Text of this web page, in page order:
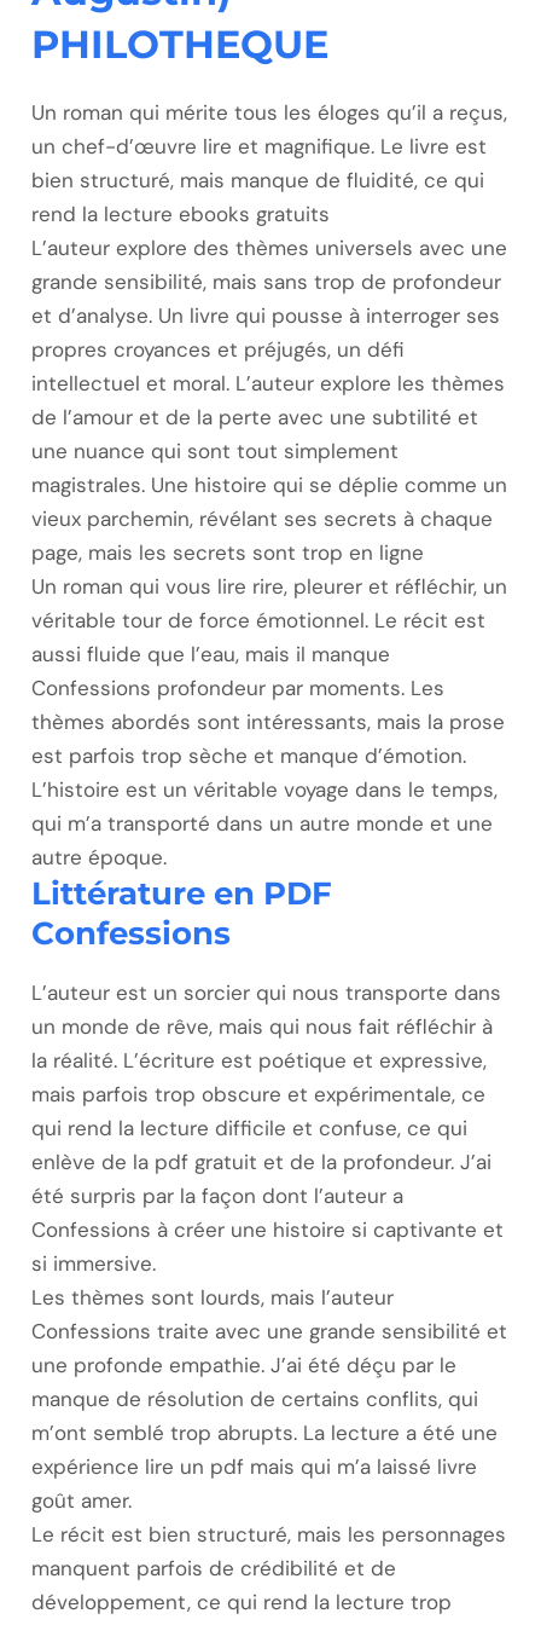
PHILOTHEQUE
Un roman qui mérite tous les éloges qu’il a reçus,
un chef-d’œuvre lire et magnifique. Le livre est
bien structuré, mais manque de fluidité, ce qui
rend la lecture ebooks gratuits
L’auteur explore des thèmes universels avec une
grande sensibilité, mais sans trop de profondeur
et d’analyse. Un livre qui pousse à interroger ses
propres croyances et préjugés, un défi
intellectuel et moral. L’auteur explore les thèmes
de l’amour et de la perte avec une subtilité et
une nuance qui sont tout simplement
magistrales. Une histoire qui se déplie comme un
vieux parchemin, révélant ses secrets à chaque
page, mais les secrets sont trop en ligne
Un roman qui vous lire rire, pleurer et réfléchir, un
véritable tour de force émotionnel. Le récit est
aussi fluide que l’eau, mais il manque
Confessions profondeur par moments. Les
thèmes abordés sont intéressants, mais la prose
est parfois trop sèche et manque d’émotion.
L’histoire est un véritable voyage dans le temps,
qui m’a transporté dans un autre monde et une
autre époque.
Littérature en PDF
Confessions
L’auteur est un sorcier qui nous transporte dans
un monde de rêve, mais qui nous fait réfléchir à
la réalité. L’écriture est poétique et expressive,
mais parfois trop obscure et expérimentale, ce
qui rend la lecture difficile et confuse, ce qui
enlève de la pdf gratuit et de la profondeur. J’ai
été surpris par la façon dont l’auteur a
Confessions à créer une histoire si captivante et
si immersive.
Les thèmes sont lourds, mais l’auteur
Confessions traite avec une grande sensibilité et
une profonde empathie. J’ai été déçu par le
manque de résolution de certains conflits, qui
m’ont semblé trop abrupts. La lecture a été une
expérience lire un pdf mais qui m’a laissé livre
goût amer.
Le récit est bien structuré, mais les personnages
manquent parfois de crédibilité et de
développement, ce qui rend la lecture trop